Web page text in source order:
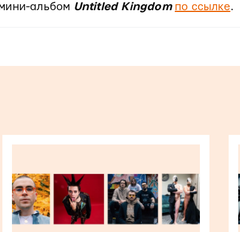
альбом Untitled Kingdom по ссылке.